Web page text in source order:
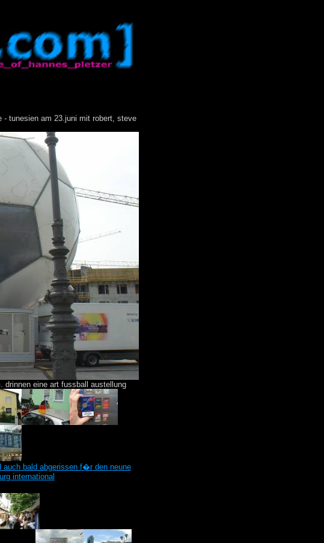
tunesien am 23.juni mit robert, steve
drinnen eine art fussball austellung